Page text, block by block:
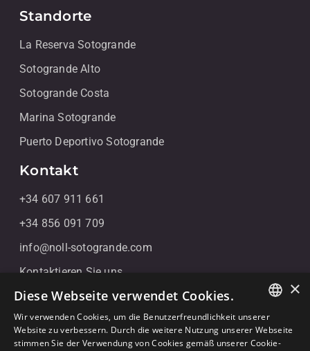
Standorte
La Reserva Sotogrande
Sotogrande Alto
Sotogrande Costa
Marina Sotogrande
Puerto Deportivo Sotogrande
Kontakt
+34 607 911 661
+34 856 091 709
info@noll-sotogrande.com
Kontaktieren Sie uns
Galerias Paniagua Local 43 Avenida de Paniagua, s/n
11310 Sotogrande, Cádiz
ENGLISH
×
Diese Webseite verwendet Cookies.
Wir verwenden Cookies, um die Benutzerfreundlichkeit unserer
Website zu verbessern. Durch die weitere Nutzung unserer Webseite
stimmen Sie der Verwendung von Cookies gemäß unserer Cookie-